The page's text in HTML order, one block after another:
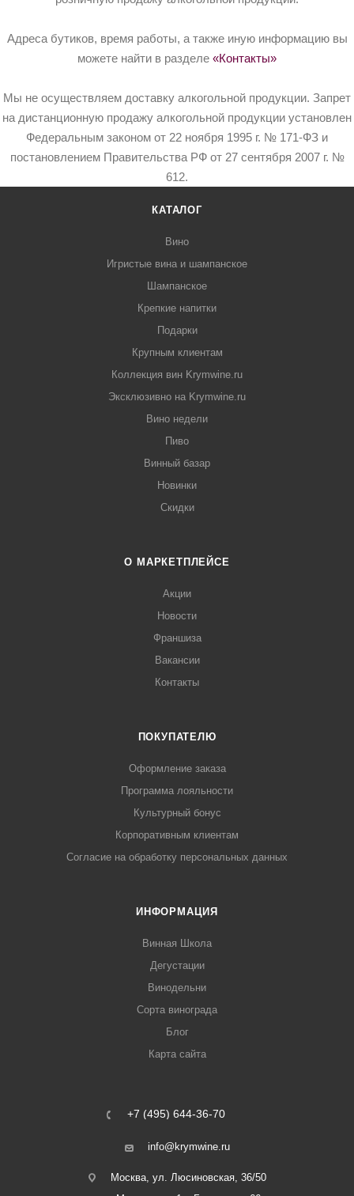
Адреса бутиков, время работы, а также иную информацию вы
можете найти в разделе «Контакты»
Мы не осуществляем доставку алкогольной продукции. Запрет
на дистанционную продажу алкогольной продукции установлен
Федеральным законом от 22 ноября 1995 г. № 171-ФЗ и
постановлением Правительства РФ от 27 сентября 2007 г. №
612.
КАТАЛОГ
Вино
Игристые вина и шампанское
Шампанское
Крепкие напитки
Подарки
Крупным клиентам
Коллекция вин Krymwine.ru
Эксклюзивно на Krymwine.ru
Вино недели
Пиво
Винный базар
Новинки
Скидки
О МАРКЕТПЛЕЙСЕ
Акции
Новости
Франшиза
Вакансии
Контакты
ПОКУПАТЕЛЮ
Оформление заказа
Программа лояльности
Культурный бонус
Корпоративным клиентам
Согласие на обработку персональных данных
ИНФОРМАЦИЯ
Винная Школа
Дегустации
Винодельни
Сорта винограда
Блог
Карта сайта
+7 (495) 644-36-70
info@krymwine.ru
Москва, ул. Люсиновская, 36/50